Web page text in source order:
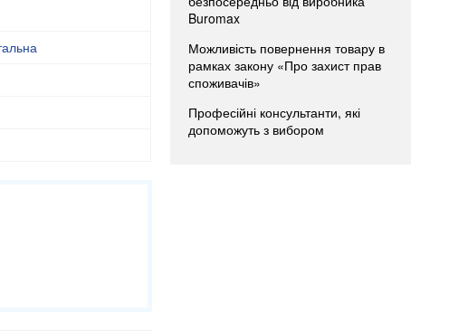
Buromax
Можливість повернення товару в
рамках закону «Про захист прав
споживачів»
Професійні консультанти, які
допоможуть з вибором